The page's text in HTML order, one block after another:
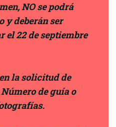
NO se podrá
y deberán ser
el 22 de septiembre
la solicitud de
de guía o